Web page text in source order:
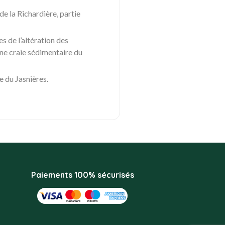
la Richardière, partie
de l’altération des
craie sédimentaire du
du Jasnières.
Paiements 100% sécurisés